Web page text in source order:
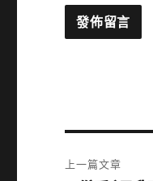
上一篇文章